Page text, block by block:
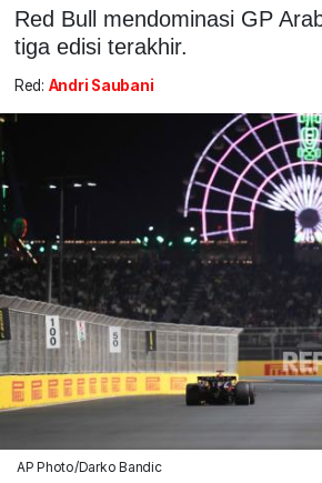
Red Bull mendominasi GP
tiga edisi terakhir.
Red: Andri Saubani
AP Photo/Darko Bandic